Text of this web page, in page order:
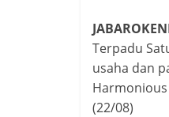
Terpadu
usaha dan
Harmonious
(22/08)